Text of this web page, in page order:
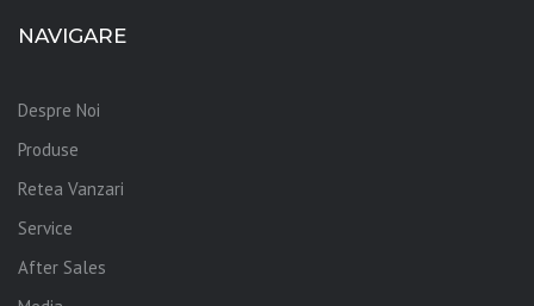
NAVIGARE
Despre Noi
Produse
Retea Vanzari
Service
After Sales